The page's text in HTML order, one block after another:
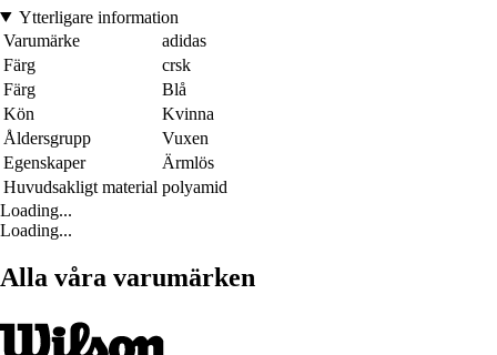
Ytterligare information
Varumärke
adidas
Färg
crsk
Färg
Blå
Kön
Kvinna
Åldersgrupp
Vuxen
Egenskaper
Ärmlös
Huvudsakligt material polyamid
Loading...
Loading...
Alla våra varumärken